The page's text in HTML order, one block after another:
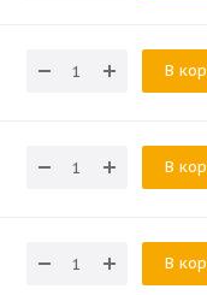
В
В
В